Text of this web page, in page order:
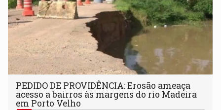
PEDIDO DE PROVIDÊNCIA: Erosão ameaça
acesso a bairros às margens do rio Madeira
em Porto Velho